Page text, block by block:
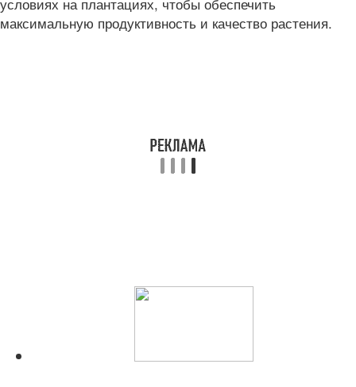
максимальную продуктивность и качество растения.